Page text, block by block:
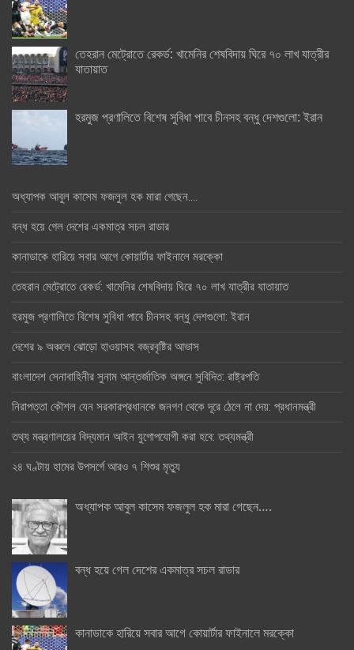
তেহরান মেট্রোতে রেকর্ড: খামেনির শেষবিদায় ঘিরে ৭০ লাখ যাত্রীর
যাতায়াত
হরমুজ প্রণালিতে বিশেষ সুবিধা পাবে চীনসহ বন্ধু দেশগুলো: ইরান
অধ্যাপক আবুল কাসেম ফজলুল হক মারা গেছেন….
বন্ধ হয়ে গেল দেশের একমাত্র সচল রাডার
কানাডাকে হারিয়ে সবার আগে কোয়ার্টার ফাইনালে মরক্কো
তেহরান মেট্রোতে রেকর্ড: খামেনির শেষবিদায় ঘিরে ৭০ লাখ যাত্রীর যাতায়াত
হরমুজ প্রণালিতে বিশেষ সুবিধা পাবে চীনসহ বন্ধু দেশগুলো: ইরান
দেশের ৯ অঞ্চলে ঝোড়ো হাওয়াসহ বজ্রবৃষ্টির আভাস
বাংলাদেশ সেনাবাহিনীর সুনাম আন্তর্জাতিক অঙ্গনে সুবিদিত: রাষ্ট্রপতি
নিরাপত্তা কৌশল যেন সরকারপ্রধানকে জনগণ থেকে দূরে ঠেলে না দেয়: প্রধানমন্ত্রী
তথ্য মন্ত্রণালয়ের বিদ্যমান আইন যুগোপযোগী করা হবে: তথ্যমন্ত্রী
২৪ ঘণ্টায় হামের উপসর্গে আরও ৭ শিশুর মৃত্যু
অধ্যাপক আবুল কাসেম ফজলুল হক মারা গেছেন….
বন্ধ হয়ে গেল দেশের একমাত্র সচল রাডার
কানাডাকে হারিয়ে সবার আগে কোয়ার্টার ফাইনালে মরক্কো